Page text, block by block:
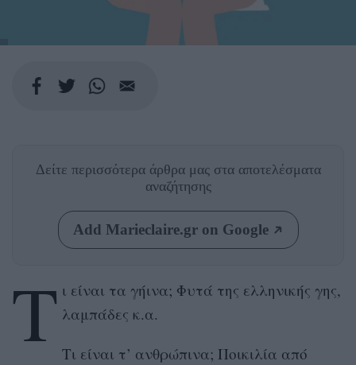
Δείτε περισσότερα άρθρα μας στα αποτελέσματα
αναζήτησης
Add Marieclaire.gr on Google
Τ ι είναι τα γήινα; Φυτά της ελληνικής γης,
λαμπάδες κ.α.
Τι είναι τ’ ανθρώπινα; Ποικιλία από